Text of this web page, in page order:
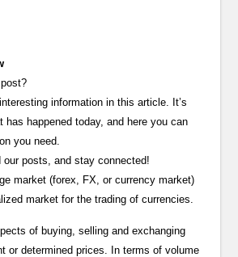
information in this article. It’s
has happened today, and here you can
you need.
posts, and stay connected!
market (forex, FX, or currency market)
market for the trading of currencies.
of buying, selling and exchanging
or determined prices. In terms of volume